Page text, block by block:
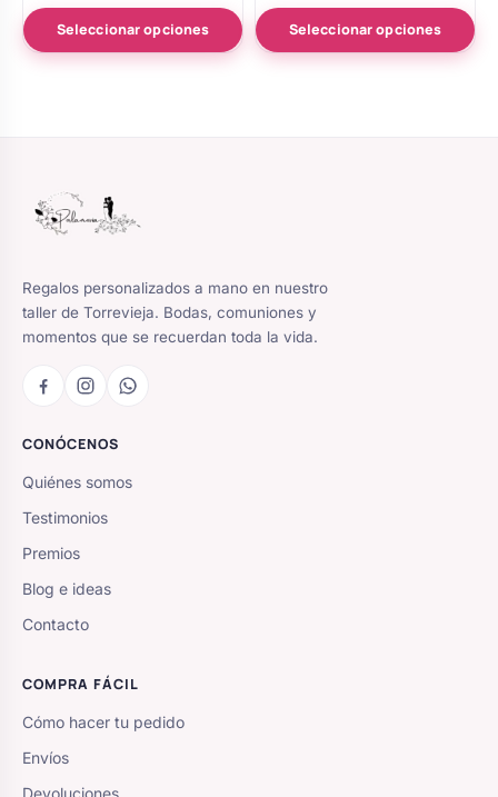
Seleccionar opciones
5.00
de 5
Seleccionar opciones
Regalos personalizados a mano en nuestro
taller de Torrevieja. Bodas, comuniones y
momentos que se recuerdan toda la vida.
CONÓCENOS
Quiénes somos
Testimonios
Premios
Blog e ideas
Contacto
COMPRA FÁCIL
Cómo hacer tu pedido
Envíos